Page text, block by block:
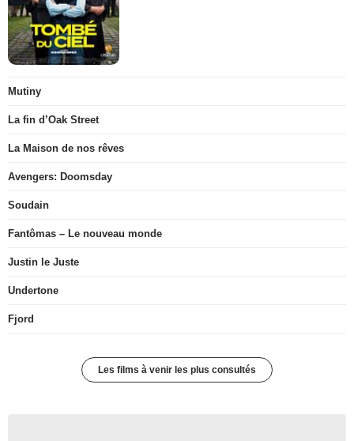
Mutiny
La fin d’Oak Street
La Maison de nos rêves
Avengers: Doomsday
Soudain
Fantômas – Le nouveau monde
Justin le Juste
Undertone
Fjord
Les films à venir les plus consultés